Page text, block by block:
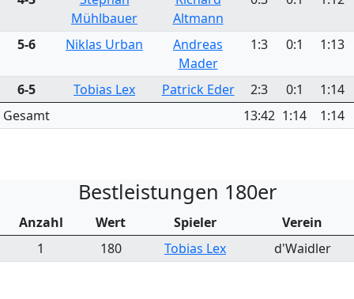
Mühlbauer
Altmann
5-6 Niklas Urban
Andreas
Mader
1:3 0:1 1:13
6-5 Tobias Lex Patrick Eder 2:3 0:1
1:14
Gesamt
13:42 1:14 1:14
Bestleistungen 180er
Anzahl Wert Spieler
Verein
1
180 Tobias Lex d'Waidler